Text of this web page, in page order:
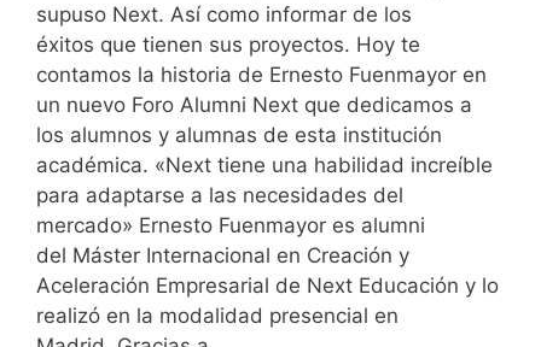
supuso Next. Así como informar de los
éxitos que tienen sus proyectos. Hoy te
contamos la historia de Ernesto Fuenmayor en
un nuevo Foro Alumni Next que dedicamos a
los alumnos y alumnas de esta institución
académica. «Next tiene una habilidad increíble
para adaptarse a las necesidades del
mercado» Ernesto Fuenmayor es alumni
del Máster Internacional en Creación y
Aceleración Empresarial de Next Educación y lo
realizó en la modalidad presencial en